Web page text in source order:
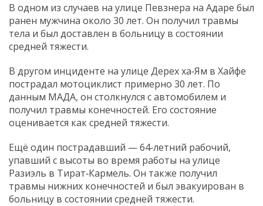
В одном из случаев на улице Певзнера на Адаре был
ранен мужчина около 30 лет. Он получил травмы
тела и был доставлен в больницу в состоянии
средней тяжести.
В другом инциденте на улице Дерех ха‑Ям в Хайфе
пострадал мотоциклист примерно 30 лет. По
данным МАДА, он столкнулся с автомобилем и
получил травмы конечностей. Его состояние
оценивается как средней тяжести.
Ещё один пострадавший — 64‑летний рабочий,
упавший с высоты во время работы на улице
Разиэль в Тират‑Кармель. Он также получил
травмы нижних конечностей и был эвакуирован в
больницу в состоянии средней тяжести.